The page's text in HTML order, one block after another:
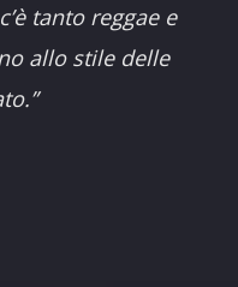
tanto reggae e
allo stile delle